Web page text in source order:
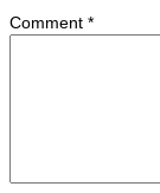
Comment *